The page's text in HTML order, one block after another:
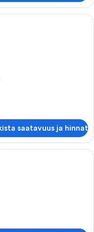
jossa on kaksi sänkyä.
saatavuus ja hinnat
olohuone, jossa on